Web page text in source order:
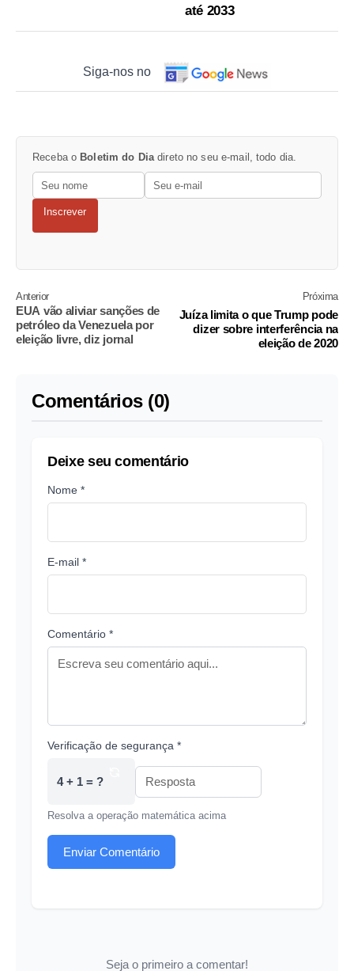
até 2033
Siga-nos no
Receba o Boletim do Dia direto no seu e-mail, todo dia.
Inscrever
Anterior
EUA vão aliviar sanções de
petróleo da Venezuela por
eleição livre, diz jornal
Próxima
Juíza limita o que Trump pode
dizer sobre interferência na
eleição de 2020
Comentários (0)
Deixe seu comentário
Nome *
E-mail *
Comentário *
Verificação de segurança *
4 + 1 = ?
Resolva a operação matemática acima
Enviar Comentário
Seja o primeiro a comentar!